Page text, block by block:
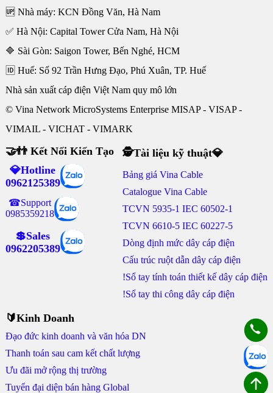
🆙 Nhà máy: KCN Đồng Văn, Hà Nam
✅ Hà Nội: Capital Tower Cửa Nam, Hà Nội
🔷 Sài Gòn: Saigon Tower, Bến Nghé, HCM
🆔 Huế: Số 92 Trần Hưng Đạo, Phú Xuân, TP. Huế
Nhà sản xuất cáp điện Việt Nam quy mô lớn
© Vina Network MicroSystems Enterprise MISAP - VISAP -
VIMAIL - VICHAT - VIMARK
🤝👬 Kết Nối Kiến Tạo
💎Hotline
0962125389
☎Support
0985359218
💲Sales
0962205389
🕵Tài liệu kỹ thuật💎
Bảng giá Vina Cable
Catalogue Vina Cable
TCVN 5935-1 IEC 60502-1
TCVN 6610-5 IEC 60227-5
Dòng định mức dây cáp điện
Cấu trúc ruột dẫn dây cáp điện
!Sổ tay tính toán thiết kế dây cáp điện
!Sổ tay thi công dây cáp điện
🔰Kinh Doanh
Đạo đức kinh doanh và văn hóa DN
Thanh toán sau cam kết chất lượng
Ưu đãi mở rộng thị trường
Tuyển đại diện bán hàng Global